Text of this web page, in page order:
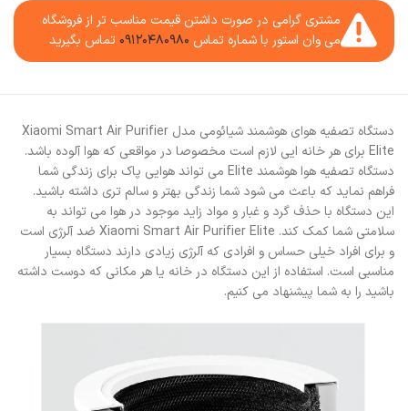
مشتری گرامی در صورت داشتن قیمت مناسب تر از فروشگاه
می وان استور با شماره تماس ۰۹۱۲۰۴۸۰۹۸۰ تماس بگیرید
دستگاه تصفیه هوای هوشمند شیائومی مدل Xiaomi Smart Air Purifier
Elite برای هر خانه ایی لازم است مخصوصا در مواقعی که هوا آلوده باشد.
دستگاه تصفیه هوا هوشمند Elite می تواند هوایی پاک برای زندگی شما
فراهم نماید که باعث می شود شما زندگی بهتر و سالم تری داشته باشید.
این دستگاه با حذف گرد و غبار و مواد زاید موجود در هوا می تواند به
سلامتی شما کمک کند. Xiaomi Smart Air Purifier Elite ضد آلرژی است
و برای افراد خیلی حساس و افرادی که آلرژی زیادی دارند دستگاه بسیار
مناسبی است. استفاده از این دستگاه در خانه یا هر مکانی که دوست داشته
باشید را به شما پیشنهاد می کنیم.